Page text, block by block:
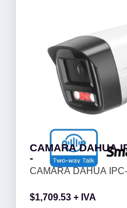
CAMARA DAHUA
-
CAMARA DAHUA
$1,709.53 + IVA